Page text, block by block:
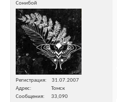
Сонибой
Регистрация
31.07.2007
Адрес
Томск
Сообщения
33,090